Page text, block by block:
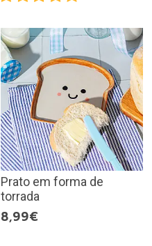
Prato em forma de
torrada
8,99€